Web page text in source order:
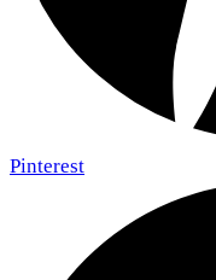
Pinterest